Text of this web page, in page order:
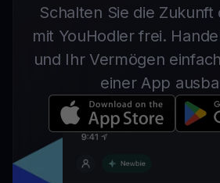
Schalten Sie die Zukunft
mit YouHodler frei.
und Ihr Vermögen
einer App